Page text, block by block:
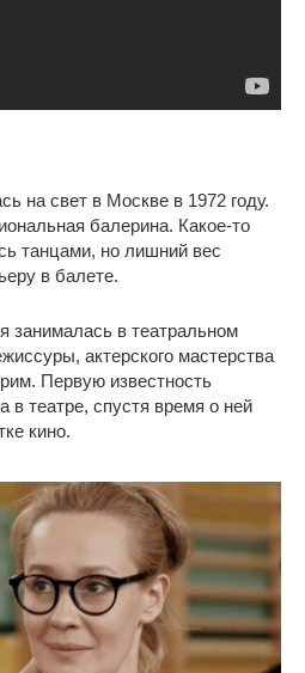
на свет в Москве в 1972 году.
балерина. Какое-то
танцами, но лишний вес
в балете.
занималась в театральном
актерского мастерства
Первую известность
в театре, спустя время о ней
кино.